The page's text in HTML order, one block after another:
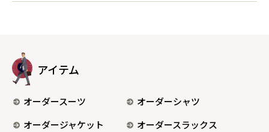
アイテム
オーダースーツ
オーダーシャツ
オーダージャケット
オーダースラックス